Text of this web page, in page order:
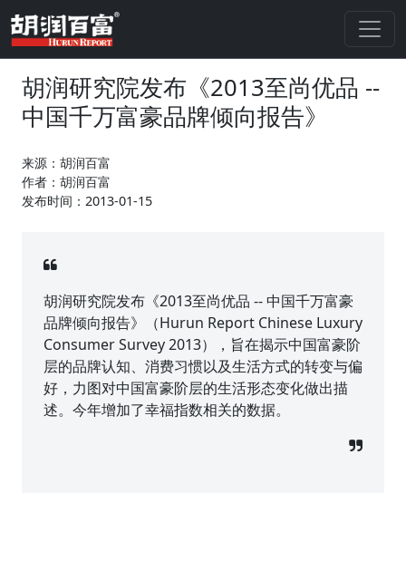
胡润研究院发布《2013至尚优品 --
中国千万富豪品牌倾向报告》
来源：胡润百富
作者：胡润百富
发布时间：2013-01-15
胡润研究院发布《2013至尚优品 -- 中国千万富豪
品牌倾向报告》（Hurun Report Chinese Luxury
Consumer Survey 2013），旨在揭示中国富豪阶
层的品牌认知、消费习惯以及生活方式的转变与偏
好，力图对中国富豪阶层的生活形态变化做出描
述。今年增加了幸福指数相关的数据。